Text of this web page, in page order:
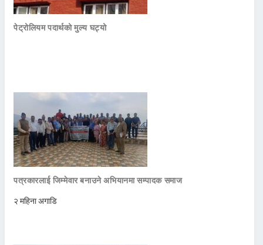
पेट्रोलियम पदार्थको मुल्य घट्यो
पत्रकारलाई जिम्मेवार बनाउने अभियानमा सम्पादक समाज
२ महिना अगाडि